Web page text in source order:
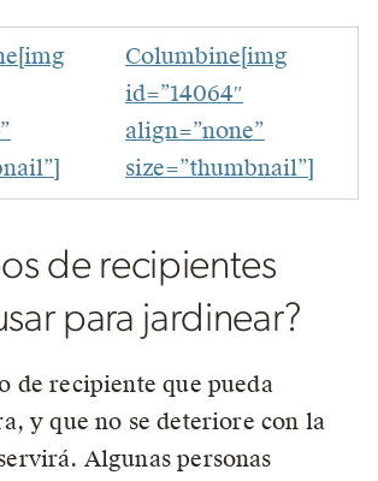
Columbine[img
id=”14064″
align=”none”
size=”thumbnail”]
de recipientes
para jardinear?
de recipiente que pueda
y que no se deteriore con la
Algunas personas